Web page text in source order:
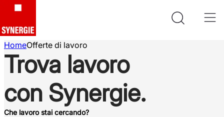
HomeOfferte di lavoro
Trova lavoro
con Synergie.
Che lavoro stai cercando?